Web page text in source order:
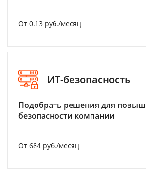
От 0.13 руб./месяц
ИТ-безопасность
Подобрать решения для
безопасности компании
От 684 руб./месяц